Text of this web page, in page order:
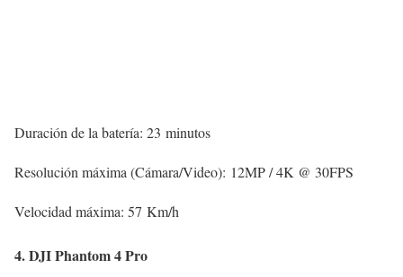
Duración de la batería: 23 minutos
Resolución máxima (Cámara/Video): 12MP / 4K @ 30FPS
Velocidad máxima: 57 Km/h
4. DJI Phantom 4 Pro